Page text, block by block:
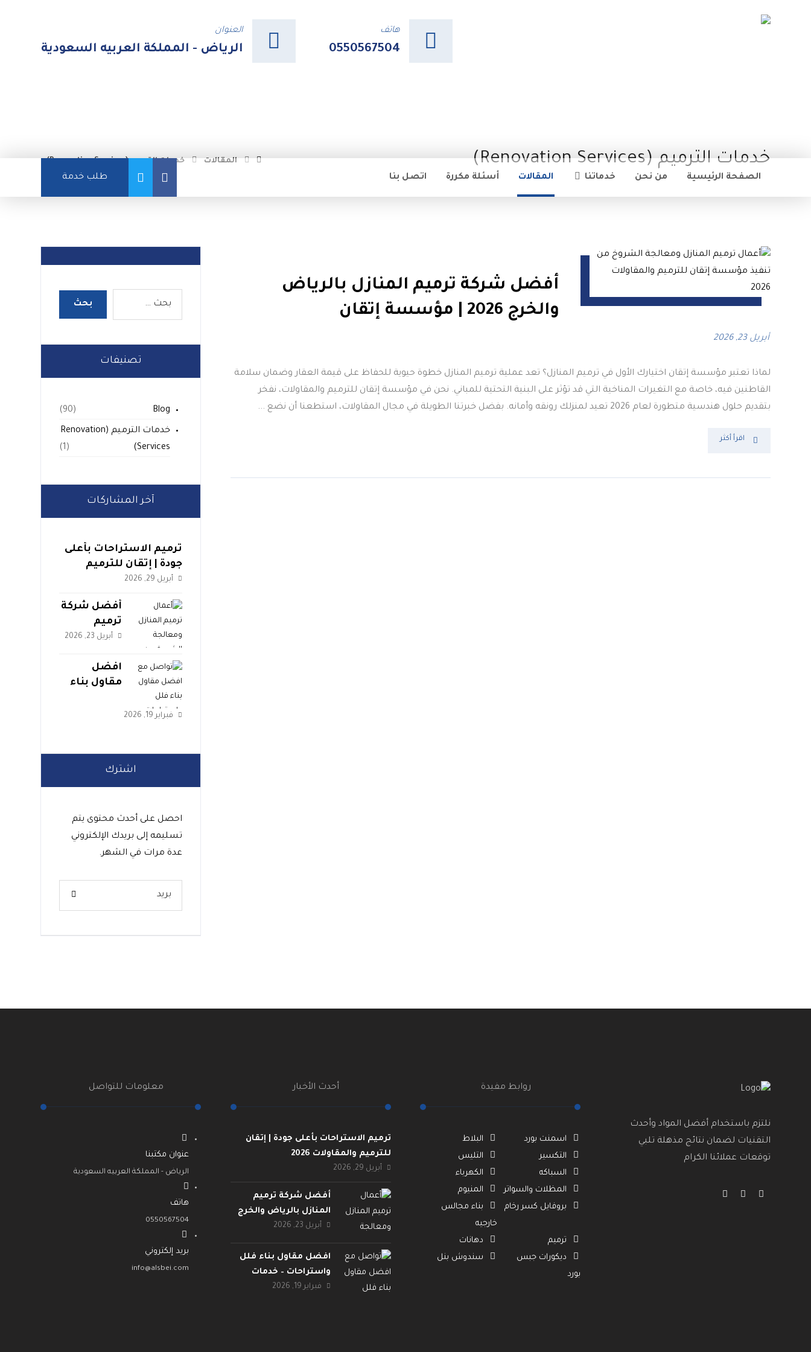
العنوان
الرياض - المملكة العربيه السعودية
هاتف
0550567504
الصفحة الرئيسية من نحن خدماتنا المقالات أسئلة مكررة اتصل بنا طلب خدمة
خدمات الترميم (Renovation Services) المقالات خدمات الترميم (Renovation Services)
أفضل شركة ترميم المنازل بالرياض
والخرج 2026 | مؤسسة إتقان
أبريل 23, 2026
لماذا تعتبر مؤسسة إتقان اختيارك الأول في ترميم المنازل؟ تعد عملية ترميم المنازل خطوة حيوية للحفاظ على قيمة العقار وضمان سلامة
القاطنين فيه، خاصة مع التغيرات المناخية التي قد تؤثر على البنية التحتية للمباني. نحن في مؤسسة إتقان للترميم والمقاولات، نفخر
بتقديم حلول هندسية متطورة لعام 2026 تعيد لمنزلك رونقه وأمانه. بفضل خبرتنا الطويلة في مجال المقاولات، استطعنا أن نضع ...
اقرأ أكثر
تصنيفات
Blog
(90)
خدمات الترميم (Renovation
Services)
(1)
آخر المشاركات
ترميم الاستراحات بأعلى
جودة | إتقان للترميم
والمقاولات 2026
أبريل 29, 2026
أفضل شركة
ترميم
المنازل
| مؤسسة
أبريل 23, 2026
افضل
مقاول بناء
عادلة
فبراير 19, 2026
اشترك
احصل على أحدث محتوى يتم
تسليمه إلى بريدك الإلكتروني
عدة مرات في الشهر.
نلتزم باستخدام أفضل المواد وأحدث
التقنيات لضمان نتائج مذهلة تلبي
توقعات عملائنا الكرام
روابط مفيدة
اسمنت بورد
البلاط
التكسير
التليس
السباكه
الكهرباء
المظلات والسواتر
المنيوم
بروفايل كسر رخام
بناء مجالس
خارجيه
ترميم
دهانات
ديكورات جبس
بورد
سندوش بنل
أحدث الأخبار
ترميم الاستراحات بأعلى جودة | إتقان
للترميم والمقاولات 2026
أبريل 29, 2026
أفضل شركة ترميم
المنازل بالرياض والخرج
2026 | مؤسسة إتقان
أبريل 23, 2026
افضل مقاول بناء فلل
واستراحات – خدمات
موثوقة بأسعار عادلة
فبراير 19, 2026
معلومات للتواصل
عنوان مكتبنا
الرياض - المملكة العربيه السعودية
هاتف
0550567504
بريد إلكتروني
info@alsbei.com